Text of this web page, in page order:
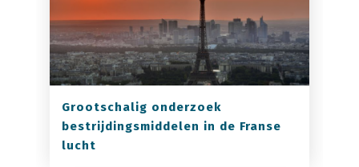
Grootschalig onderzoek
bestrijdingsmiddelen in de Franse
lucht